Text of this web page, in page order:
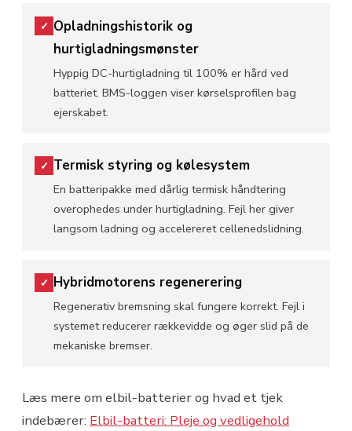
✓ Opladningshistorik og
hurtigladningsmønster
Hyppig DC-hurtigladning til 100% er hård ved
batteriet. BMS-loggen viser kørselsprofilen bag
ejerskabet.
✓ Termisk styring og kølesystem
En batteripakke med dårlig termisk håndtering
overophedes under hurtigladning. Fejl her giver
langsom ladning og accelereret cellenedslidning.
✓ Hybridmotorens regenerering
Regenerativ bremsning skal fungere korrekt. Fejl i
systemet reducerer rækkevidde og øger slid på de
mekaniske bremser.
Læs mere om elbil-batterier og hvad et tjek
indebærer: Elbil-batteri: Pleje og vedligehold